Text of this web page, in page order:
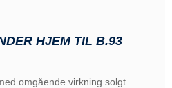
HJEM TIL B.93
omgående virkning solgt